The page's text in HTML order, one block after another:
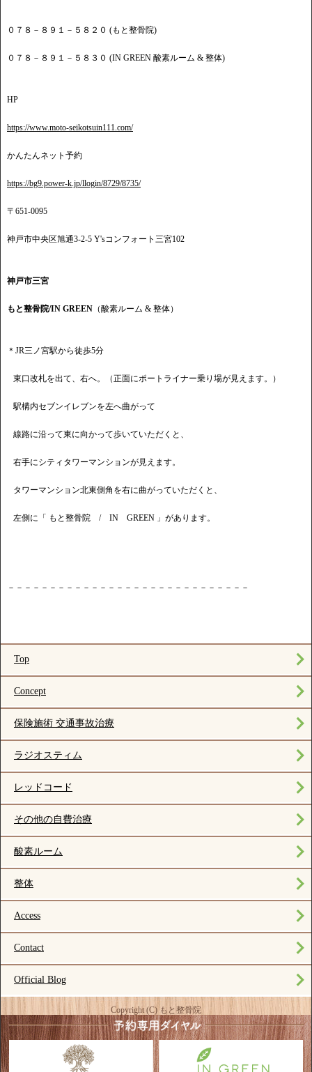
０７８－８９１－５８２０ (もと整骨院)
０７８－８９１－５８３０ (IN GREEN 酸素ルーム & 整体)
HP
https://www.moto-seikotsuin111.com/
かんたんネット予約
https://bg9.power-k.jp/llogin/8729/8735/
〒651-0095
神戸市中央区旭通3-2-5 Y'sコンフォート三宮102
神戸市三宮
もと整骨院/IN GREEN （酸素ルーム & 整体）
＊JR三ノ宮駅から徒歩5分
東口改札を出て、右へ。（正面にポートライナー乗り場が見えます。）
駅構内セブンイレブンを左へ曲がって
線路に沿って東に向かって歩いていただくと、
右手にシティタワーマンションが見えます。
タワーマンション北東側角を右に曲がっていただくと、
左側に「 もと整骨院 / IN GREEN 」があります。
－－－－－－－－－－－－－－－－－－－－－－－－－－－－－
Top
Concept
保険施術 交通事故治療
ラジオスティム
レッドコード
その他の自費治療
酸素ルーム
整体
Access
Contact
Official Blog
Copyright (C) もと整骨院